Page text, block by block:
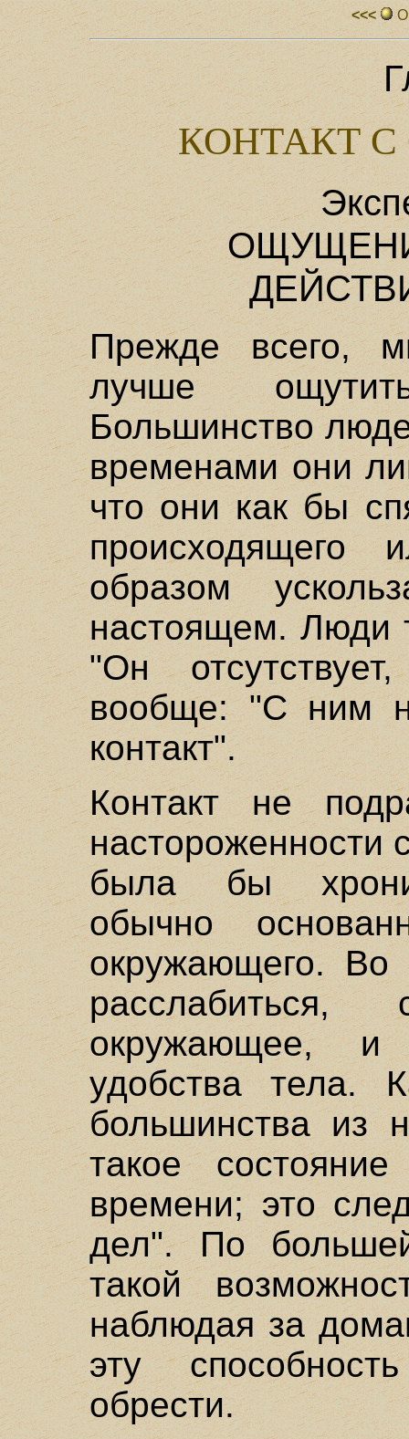
<<<
КОНТАКТ
Прежде всего,
лучше ощутить
Большинство
временами они
что они как бы
происходящего
образом
настоящем. Люди
"Он
вообще: "С ним
контакт".
Контакт не
настороженности
была бы
обычно
окружающего. Во
расслабиться,
окружающее, и
удобства тела.
большинства из
такое
времени; это
дел". По
такой
наблюдая за
эту
обрести.